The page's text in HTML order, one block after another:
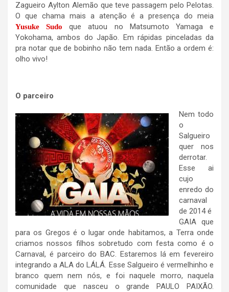
Zagueiro Aylton Alemão que teve passagem pelo Pelotas.
O que chama mais a atenção é a presença do meia
Yusuke Sudo
que atuou no Matsumoto Yamaga e
Yokohama, ambos do Japão. Em rápidas pinceladas da
pra notar que de bobinho não tem nada. Então a ordem é:
olho vivo!
O parceiro
Nem todo
o
Salgueiro
quer nos
derrotar.
Esse ai
cujo
enredo do
carnaval
de 2014 é
GAIA que
para os Gregos é o lugar onde habitamos, a Terra onde
criamos nossos filhos sobretudo com festa como é o
Carnaval, é parceiro do BAC. Estaremos lá em fevereiro
integrando a ALA do LÁLÁ. Esse Salgueiro é vermelhinho e
branco quem nem nós, e foi naquele morro, naquela
comunidade que nasceu o grande PAULO PAIXÃO.